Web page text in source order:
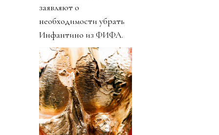
заявляют о
необходимости убрать
Инфантино из ФИФА.